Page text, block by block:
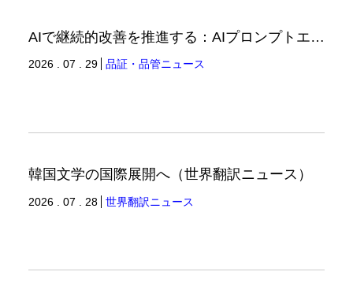
AIで継続的改善を推進する：AIプロンプトエンジニアリングへの品質思考の適用-3（品証品管ニュース）
2026 . 07 . 29 品証・品管ニュース
韓国文学の国際展開へ（世界翻訳ニュース）
2026 . 07 . 28 世界翻訳ニュース